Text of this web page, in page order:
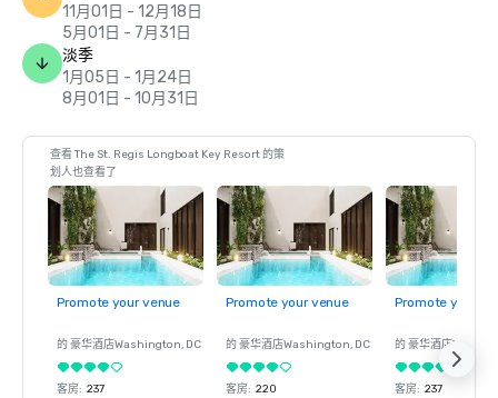
11月01日 - 12月18日
5月01日 - 7月31日
淡季
1月05日 - 1月24日
8月01日 - 10月31日
查看 The St. Regis Longboat Key Resort 的策
划人也查看了
Promote your venue
的 豪华酒店Washington, DC
客房: 237
Promote your venue
的 豪华酒店Washington, DC
客房: 220
Promote your
的 豪华酒店
客房: 237